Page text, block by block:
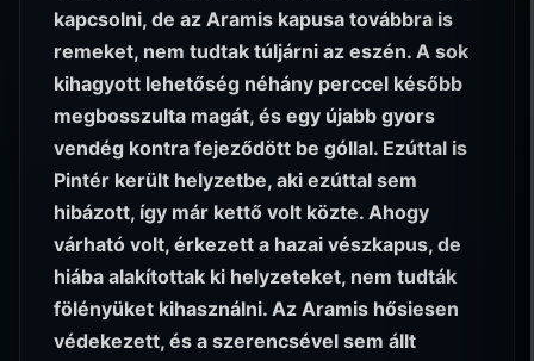
kapcsolni, de az Aramis kapusa továbbra is
remeket, nem tudtak túljárni az eszén. A sok
kihagyott lehetőség néhány perccel később
megbosszulta magát, és egy újabb gyors
vendég kontra fejeződött be góllal. Ezúttal is
Pintér került helyzetbe, aki ezúttal sem
hibázott, így már kettő volt közte. Ahogy
várható volt, érkezett a hazai vészkapus, de
hiába alakítottak ki helyzeteket, nem tudták
fölényüket kihasználni. Az Aramis hősiesen
védekezett, és a szerencsével sem állt